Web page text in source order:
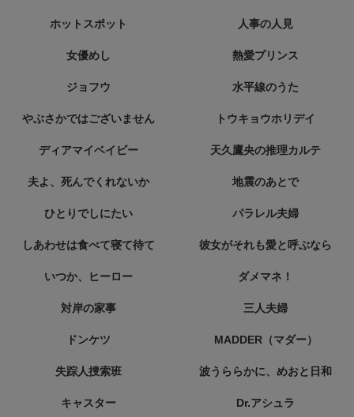
ホットスポット 人事の人見
女優めし 熱愛プリンス
ジョフウ 水平線のうた
やぶさかではございません トウキョウホリデイ
ディアマイベイビー 天久鷹央の推理カルテ
夫よ、死んでくれないか 地震のあとで
ひとりでしにたい パラレル夫婦
しあわせは食べて寝て待て 彼女がそれも愛と呼ぶなら
いつか、ヒーロー ダメマネ！
対岸の家事 三人夫婦
ドンケツ MADDER（マダー）
失踪人捜索班 波うららかに、めおと日和
キャスター Dr.アシュラ